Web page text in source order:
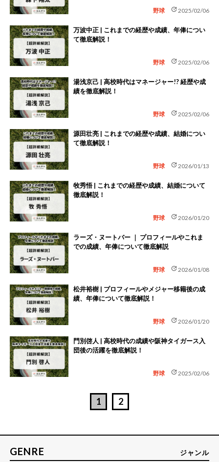
野球 update2025/02/06
万波中正 | これまでの経歴や成績、年俸につい
て徹底解説！
野球 update2025/02/06
湯浅京己 | 高校時代はマネージャー!? 経歴や成
績を徹底解説！
野球 update2025/02/06
源田壮亮 | これまでの経歴や成績、結婚につい
て徹底解説！
野球 update2026/01/13
牧秀悟 | これまでの経歴や成績、結婚について
徹底解説！
野球 update2026/01/20
ラーズ・ヌートバー ｜ プロフィールやこれま
での成績、年俸について徹底解説
野球 update2026/01/08
松井裕樹 | プロフィールやメジャー移籍後の成
績、年俸について徹底解説！
野球 update2026/01/20
門別啓人 | 高校時代の成績や阪神タイガース入
団後の活躍を徹底解説！
野球 update2025/02/06
1 2
GENRE ジャンル